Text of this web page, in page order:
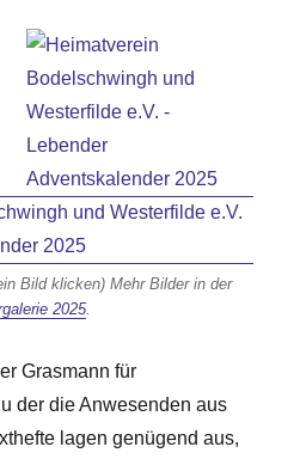
Bild klicken) Mehr Bilder in der
2025.
Grasmann für
der die Anwesenden aus
lagen genügend aus,